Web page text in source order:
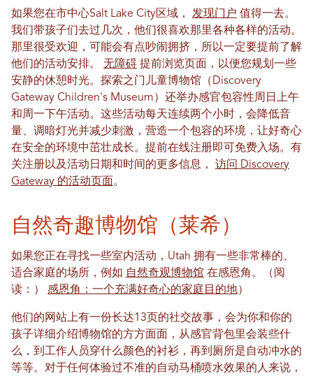
如果您在市中心Salt Lake City区域， 发现门户 值得一去。
我们带孩子们去过几次，他们很喜欢那里各种各样的活动。
那里很受欢迎，可能会有点吵闹拥挤，所以一定要提前了解
他们的活动安排。 无障碍 提前浏览页面，以便您规划一些
安静的休憩时光。探索之门儿童博物馆（Discovery
Gateway Children's Museum）还举办感官包容性周日上午
和周一下午活动。这些活动每天连续两个小时，会降低音
量、调暗灯光并减少刺激，营造一个包容的环境，让好奇心
在安全的环境中茁壮成长。提前在线注册即可免费入场。有
关注册以及活动日期和时间的更多信息， 访问 Discovery
Gateway 的活动页面。
自然奇趣博物馆（莱希）
如果您正在寻找一些室内活动，Utah 拥有一些非常棒的、
适合家庭的场所，例如 自然奇观博物馆 在感恩角。（阅
读：） 感恩角：一个充满好奇心的家庭目的地）
他们的网站上有一份长达13页的社交故事，会为你和你的
孩子详细介绍博物馆的方方面面，从感官背包里会装些什
么，到工作人员穿什么颜色的衬衫，再到厕所是自动冲水的
等等。对于任何体验过不准的自动马桶喷水效果的人来说，